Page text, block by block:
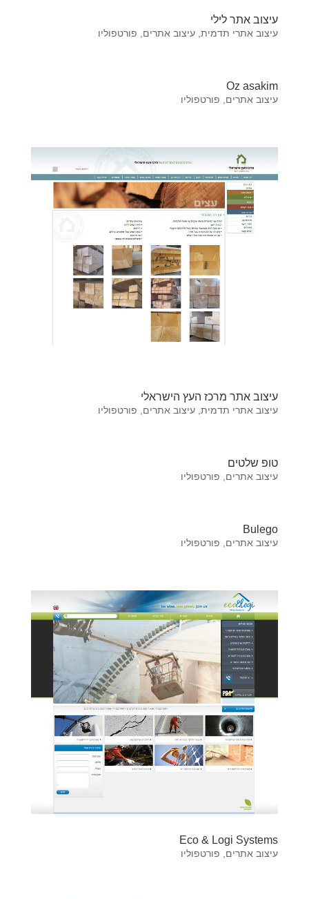
עיצוב אתר לילי
עיצוב אתרי תדמית, עיצוב אתרים פורטפוליו
Oz asakim
עיצוב אתרים פורטפוליו
עיצוב אתר מרכז העץ הישראלי
עיצוב אתרי תדמית, עיצוב אתרים פורטפוליו
טופ שלטים
עיצוב אתרים פורטפוליו
Bulego
עיצוב אתרים פורטפוליו
Eco & Logi Systems
עיצוב אתרים פורטפוליו